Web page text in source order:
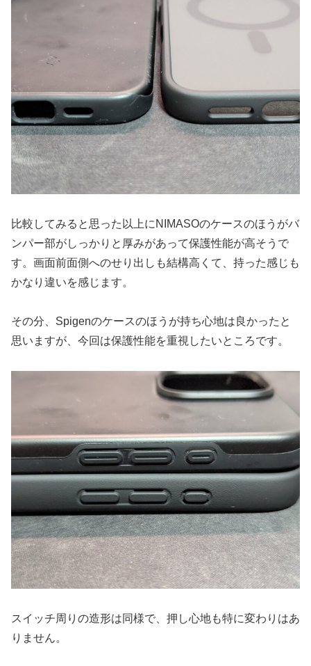
比較してみると思った以上にNIMASOのケースのほうがバ
ンパー部がしっかりと厚みがあって保護性能が高そうで
す。画面前面側へのせり出しも結構高くて、持った感じも
かなり違いを感じます。
その分、Spigenのケースのほうが持ち心地は良かったと
思いますが、今回は保護性能を重視したいところです。
スイッチ周りの造形は同様で、押し心地も特に変わりはあ
りません。